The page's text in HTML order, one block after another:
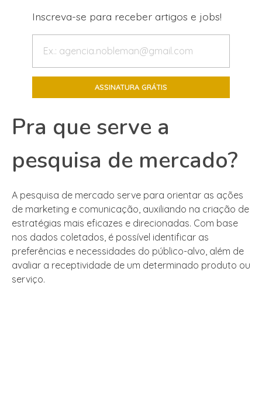
Inscreva-se para receber artigos e jobs!
Pra que serve a
pesquisa de mercado?
A pesquisa de mercado serve para orientar as ações
de marketing e comunicação, auxiliando na criação de
estratégias mais eficazes e direcionadas. Com base
nos dados coletados, é possível identificar as
preferências e necessidades do público-alvo, além de
avaliar a receptividade de um determinado produto ou
serviço.